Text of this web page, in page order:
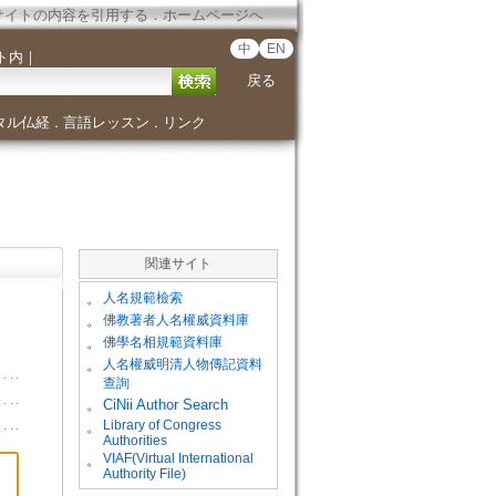
イトの内容を引用する．ホームページへ
内 ｜ 中 EN
戻る
ル仏経． 言語レッスン ． リンク
関連サイト
。 人名規範檢索
。 佛教著者人名權威資料庫
。 佛學名相規範資料庫
。
人名權威明清人物傳記資料
查詢
。
CiNii Author Search
。
Library of Congress
Authorities
。
VIAF(Virtual International
Authority File)